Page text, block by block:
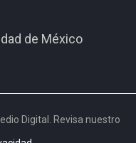
de México
Digital. Revisa nuestro